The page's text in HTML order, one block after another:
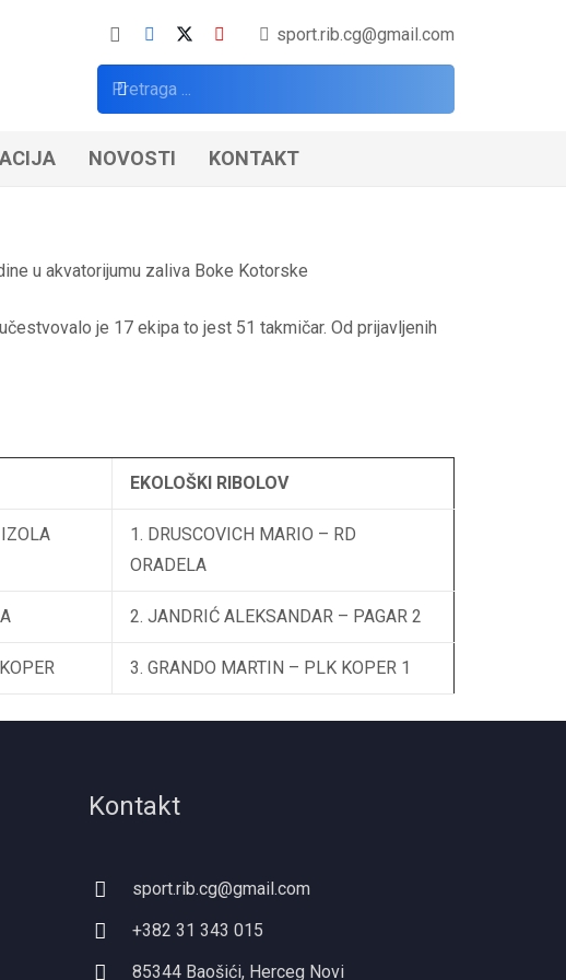
sport.rib.cg@gmail.com
NOVOSTI KONTAKT
u akvatorijumu zaliva Boke Kotorske
je 17 ekipa to jest 51 takmičar. Od prijavljenih
EKOLOŠKI RIBOLOV
1. DRUSCOVICH MARIO – RD
ORADELA
2. JANDRIĆ ALEKSANDAR – PAGAR 2
3. GRANDO MARTIN – PLK KOPER 1
Kontakt
sport.rib.cg@gmail.com
+382 31 343 015
85344 Baošići, Herceg Novi